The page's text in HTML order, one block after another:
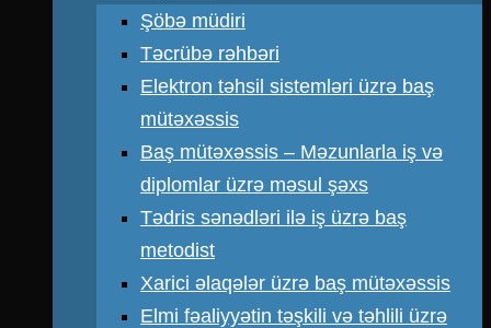
Şöbə müdiri
Təcrübə rəhbəri
Elektron təhsil sistemləri üzrə baş
mütəxəssis
Baş mütəxəssis – Məzunlarla iş və
diplomlar üzrə məsul şəxs
Tədris sənədləri ilə iş üzrə baş
metodist
Xarici əlaqələr üzrə baş mütəxəssis
Elmi fəaliyyətin təşkili və təhlili üzrə